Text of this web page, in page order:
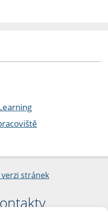
stránek